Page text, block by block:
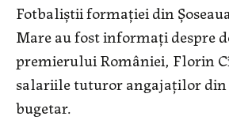
Fotbaliștii formației din
Mare au fost informați despre
premierului României, Florin
salariile tuturor angajaților
bugetar.